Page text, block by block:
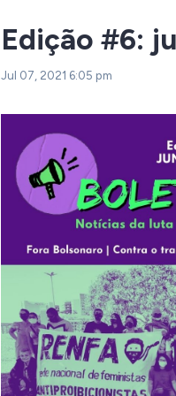
Edição #6:
Jul 07, 2021 6:05 pm